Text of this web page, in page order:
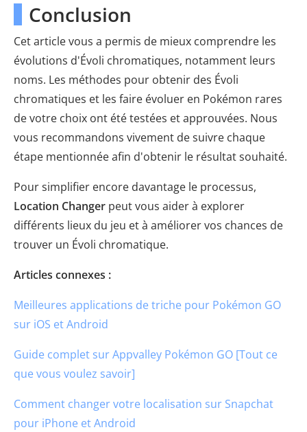
Conclusion
Cet article vous a permis de mieux comprendre les
évolutions d'Évoli chromatiques, notamment leurs
noms. Les méthodes pour obtenir des Évoli
chromatiques et les faire évoluer en Pokémon rares
de votre choix ont été testées et approuvées. Nous
vous recommandons vivement de suivre chaque
étape mentionnée afin d'obtenir le résultat souhaité.
Pour simplifier encore davantage le processus,
Location Changer peut vous aider à explorer
différents lieux du jeu et à améliorer vos chances de
trouver un Évoli chromatique.
Articles connexes :
Meilleures applications de triche pour Pokémon GO
sur iOS et Android
Guide complet sur Appvalley Pokémon GO [Tout ce
que vous voulez savoir]
Comment changer votre localisation sur Snapchat
pour iPhone et Android